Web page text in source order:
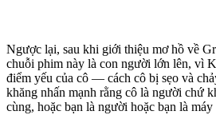
Ngược lại, sau khi giới thiệu mơ hồ về
chuỗi phim này là con người lớn lên, vì
điểm yếu của cô — cách cô bị sẹo và
khăng nhấn mạnh rằng cô là người chứ
cùng, hoặc bạn là người hoặc bạn là máy